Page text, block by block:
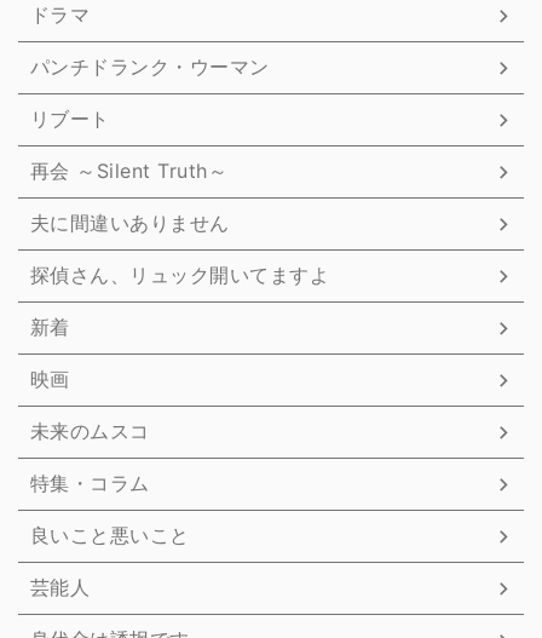
ドラマ
パンチドランク・ウーマン
リブート
再会 ～Silent Truth～
夫に間違いありません
探偵さん、リュック開いてますよ
新着
映画
未来のムスコ
特集・コラム
良いこと悪いこと
芸能人